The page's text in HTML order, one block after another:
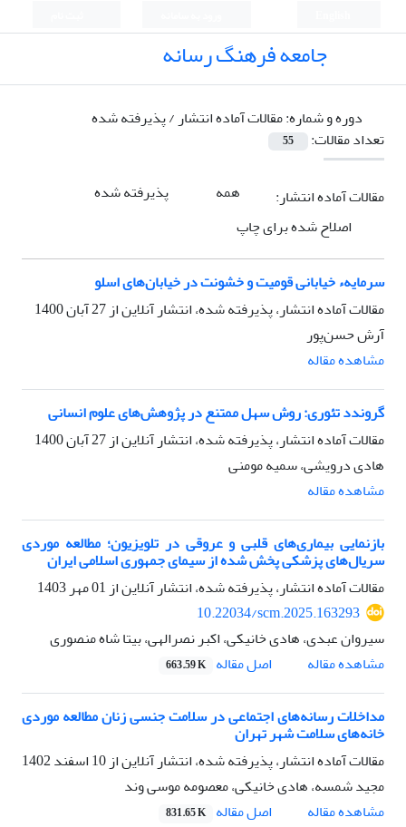
جامعه فرهنگ رسانه
دوره و شماره:مقالات آماده انتشار / پذیرفته شده
تعداد مقالات:
55
مقالات آماده انتشار: همه
پذیرفته شده
اصلاح شده برای چاپ
سرمایهء خیابانی قومیت و خشونت در خیابان‌های اسلو
مقالات آماده انتشار، پذیرفته شده، انتشار آنلاین از27 آبان 1400
آرش حسن‌پور
مشاهده مقاله
گروندد تئوری: روش سهل ممتنع در پژوهش‌های علوم انسانی
مقالات آماده انتشار، پذیرفته شده، انتشار آنلاین از27 آبان 1400
هادی درویشی، سمیه مومنی
مشاهده مقاله
بازنمایی بیماری‌های قلبی و عروقی در تلویزیون؛ مطالعه موردی
سریال‌های پزشکی پخش شده از سیمای جمهوری اسلامی ایران
مقالات آماده انتشار، پذیرفته شده، انتشار آنلاین از01 مهر 1403
10.22034/scm.2025.163293
سیروان عبدی، هادی خانیکی، اکبر نصرالهی، بیتا شاه منصوری
مشاهده مقاله
اصل مقاله 663.59 K
مداخلات رسانه‌های اجتماعی در سلامت جنسی زنان مطالعه موردی
خانه‌های سلامت شهر تهران
مقالات آماده انتشار، پذیرفته شده، انتشار آنلاین از10 اسفند 1402
مجید شمسه، هادی خانیکی، معصومه موسی وند
مشاهده مقاله
اصل مقاله 831.65 K